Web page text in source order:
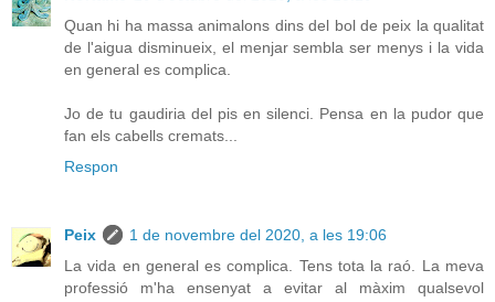
Quan hi ha massa animalons dins del bol de peix la qualitat
de l'aigua disminueix, el menjar sembla ser menys i la vida
en general es complica.
Jo de tu gaudiria del pis en silenci. Pensa en la pudor que
fan els cabells cremats...
Respon
Peix
1 de novembre del 2020, a les 19:06
La vida en general es complica. Tens tota la raó. La meva
professió m'ha ensenyat a evitar al màxim qualsevol